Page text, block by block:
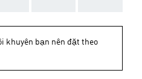
khuyên bạn nên đặt theo